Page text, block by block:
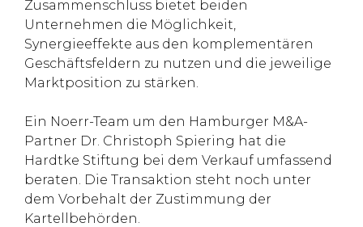
Zusammenschluss bietet beiden
Unternehmen die Möglichkeit,
Synergieeffekte aus den komplementären
Geschäftsfeldern zu nutzen und die jeweilige
Marktposition zu stärken.
Ein Noerr-Team um den Hamburger M&A-
Partner Dr. Christoph Spiering hat die
Hardtke Stiftung bei dem Verkauf umfassend
beraten. Die Transaktion steht noch unter
dem Vorbehalt der Zustimmung der
Kartellbehörden.